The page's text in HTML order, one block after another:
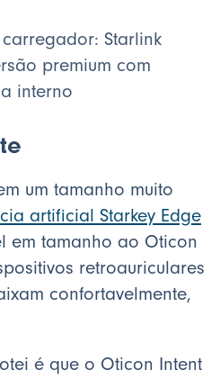
Starlink
premium com
interno
um tamanho muito
artificial Starkey Edge
em tamanho ao Oticon
retroauriculares
confortavelmente,
é que o Oticon Intent